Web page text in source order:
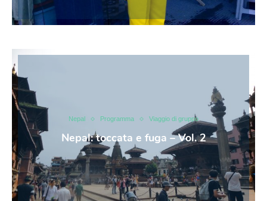
Nepal Programma Viaggio di gruppo
Nepal: toccata e fuga – Vol. 2